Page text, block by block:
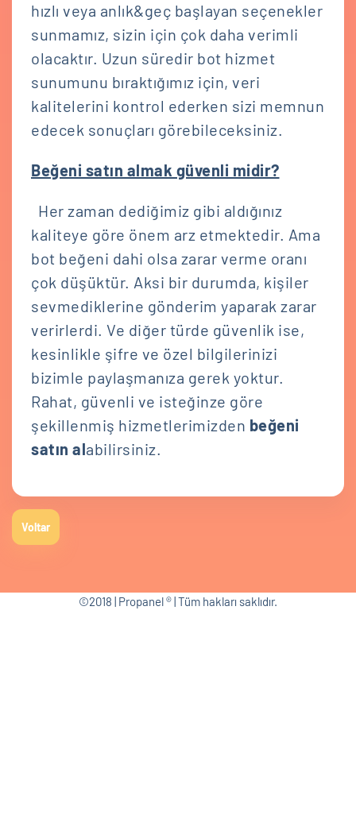
hızlı veya anlık&geç başlayan seçenekler
sunmamız, sizin için çok daha verimli
olacaktır. Uzun süredir bot hizmet
sunumunu bıraktığımız için, veri
kalitelerini kontrol ederken sizi memnun
edecek sonuçları görebileceksiniz.
Beğeni satın almak güvenli midir?
Her zaman dediğimiz gibi aldığınız
kaliteye göre önem arz etmektedir. Ama
bot beğeni dahi olsa zarar verme oranı
çok düşüktür. Aksi bir durumda, kişiler
sevmediklerine gönderim yaparak zarar
verirlerdi. Ve diğer türde güvenlik ise,
kesinlikle şifre ve özel bilgilerinizi
bizimle paylaşmanıza gerek yoktur.
Rahat, güvenli ve isteğinze göre
şekillenmiş hizmetlerimizden beğeni
satın alabilirsiniz.
Voltar
©2018 | Propanel ® | Tüm hakları saklıdır.